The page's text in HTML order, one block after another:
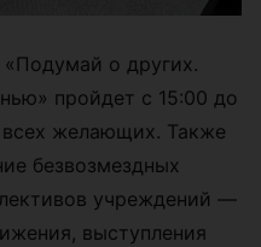
о других.
пройдет с 15:00 до
желающих. Также
безвозмездных
учреждений —
выступления